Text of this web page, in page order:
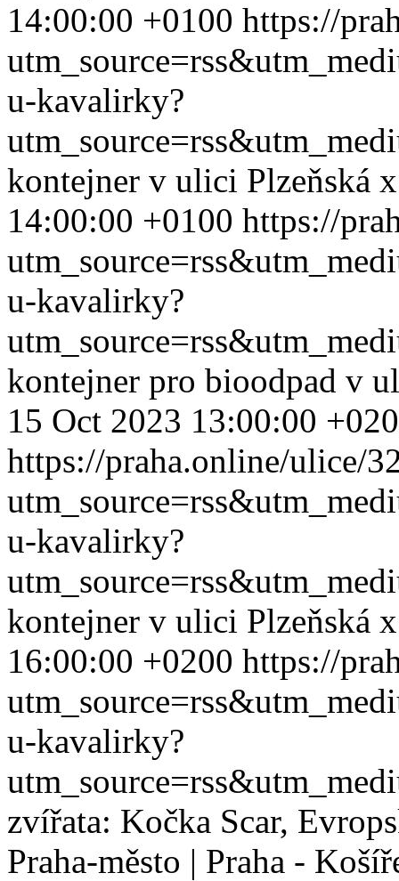
14:00:00 +0100 https://
u-kavalirky?
kontejner v ulici Plzeňská
14:00:00 +0100 https://
u-kavalirky?
kontejner pro bioodpad v
15 Oct 2023 13:00:00
https://praha.online/ulice/
u-kavalirky?
kontejner v ulici Plzeňská
16:00:00 +0200 https://
u-kavalirky?
zvířata: Kočka Scar,
Praha-město | Praha -